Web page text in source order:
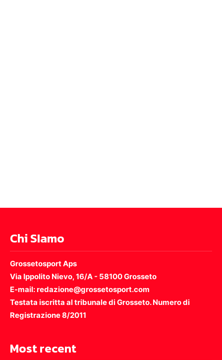
Chi SIamo
Grossetosport Aps
Via Ippolito Nievo, 16/A - 58100 Grosseto
E-mail: redazione@grossetosport.com
Testata iscritta al tribunale di Grosseto. Numero di
Registrazione 8/2011
Most recent